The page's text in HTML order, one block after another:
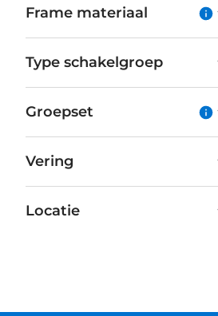
Frame materiaal
Type schakelgroep
Groepset
Vering
Locatie